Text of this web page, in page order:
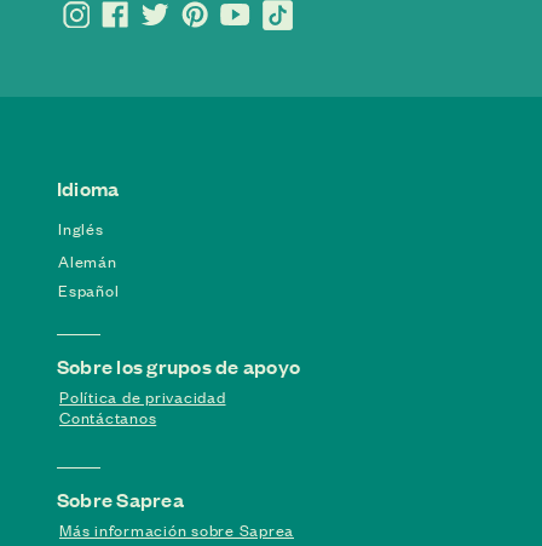
Idioma
Inglés
Alemán
Español
Sobre los grupos de apoyo
Política de privacidad
Contáctanos
Sobre Saprea
Más información sobre Saprea